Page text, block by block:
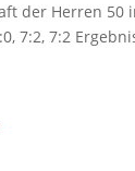
der Herren 50
7:2, 7:2